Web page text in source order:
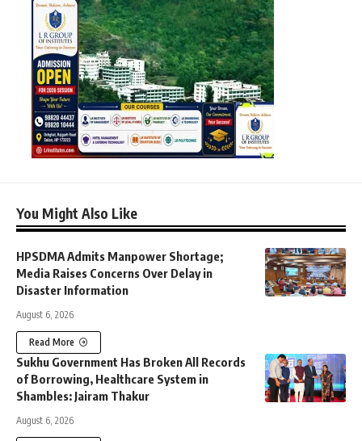
You Might Also Like
HPSDMA Admits Manpower Shortage;
Media Raises Concerns Over Delay in
Disaster Information
August 6, 2026
Read More
Sukhu Government Has Broken All Records
of Borrowing, Healthcare System in
Shambles: Jairam Thakur
August 6, 2026